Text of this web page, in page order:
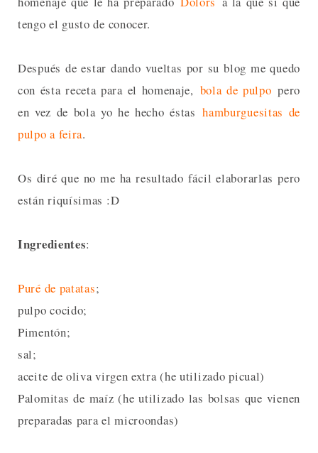
tengo el gusto de conocer.
Después de estar dando vueltas por su blog me quedo
con ésta receta para el homenaje, bola de pulpo pero
en vez de bola yo he hecho éstas hamburguesitas de
pulpo a feira.
Os diré que no me ha resultado fácil elaborarlas pero
están riquísimas :D
Ingredientes:
Puré de patatas;
pulpo cocido;
Pimentón;
sal;
aceite de oliva virgen extra (he utilizado picual)
Palomitas de maíz (he utilizado las bolsas que vienen
preparadas para el microondas)